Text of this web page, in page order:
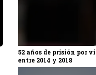
52 años de prisión por
entre 2014 y 2018